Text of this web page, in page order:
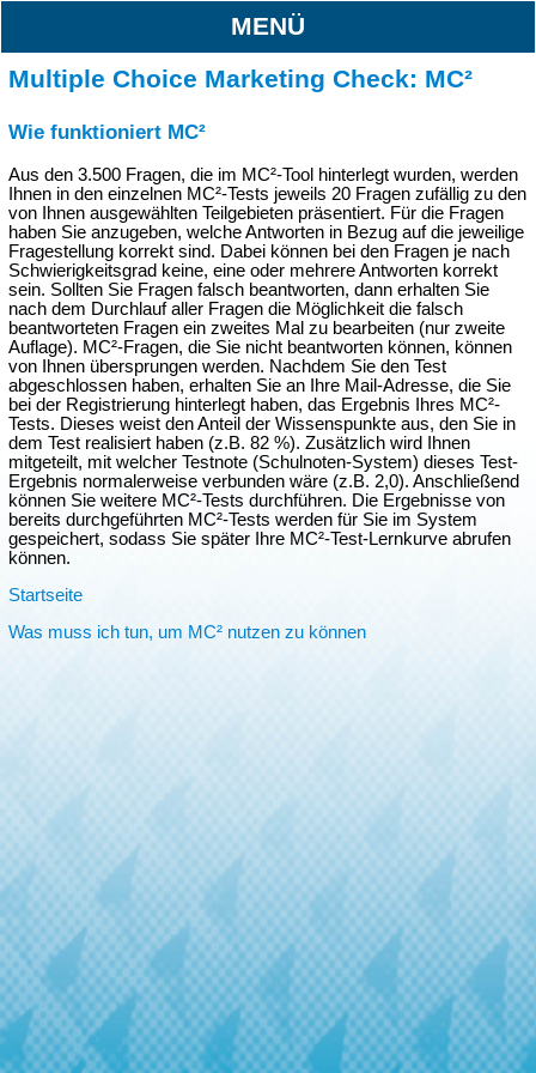
MENÜ
Multiple Choice Marketing Check: MC²
Wie funktioniert MC²
Aus den 3.500 Fragen, die im MC²-Tool hinterlegt wurden, werden
Ihnen in den einzelnen MC²-Tests jeweils 20 Fragen zufällig zu den
von Ihnen ausgewählten Teilgebieten präsentiert. Für die Fragen
haben Sie anzugeben, welche Antworten in Bezug auf die jeweilige
Fragestellung korrekt sind. Dabei können bei den Fragen je nach
Schwierigkeitsgrad keine, eine oder mehrere Antworten korrekt
sein. Sollten Sie Fragen falsch beantworten, dann erhalten Sie
nach dem Durchlauf aller Fragen die Möglichkeit die falsch
beantworteten Fragen ein zweites Mal zu bearbeiten (nur zweite
Auflage). MC²-Fragen, die Sie nicht beantworten können, können
von Ihnen übersprungen werden. Nachdem Sie den Test
abgeschlossen haben, erhalten Sie an Ihre Mail-Adresse, die Sie
bei der Registrierung hinterlegt haben, das Ergebnis Ihres MC²-
Tests. Dieses weist den Anteil der Wissenspunkte aus, den Sie in
dem Test realisiert haben (z.B. 82 %). Zusätzlich wird Ihnen
mitgeteilt, mit welcher Testnote (Schulnoten-System) dieses Test-
Ergebnis normalerweise verbunden wäre (z.B. 2,0). Anschließend
können Sie weitere MC²-Tests durchführen. Die Ergebnisse von
bereits durchgeführten MC²-Tests werden für Sie im System
gespeichert, sodass Sie später Ihre MC²-Test-Lernkurve abrufen
können.
Startseite
Was muss ich tun, um MC² nutzen zu können